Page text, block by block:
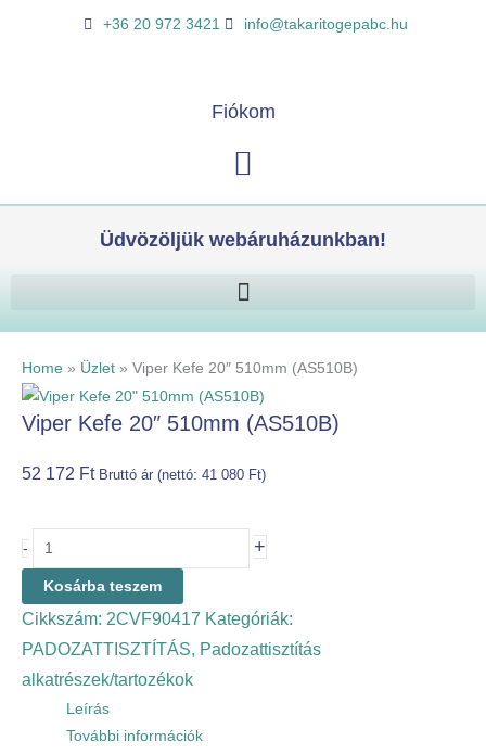
+36 20 972 3421 info@takaritogepabc.hu
Fiókom
Kosár
Üdvözöljük webáruházunkban!
Home » Üzlet » Viper Kefe 20″ 510mm (AS510B)
Viper Kefe 20″ 510mm (AS510B)
52 172 Ft Bruttó ár (nettó: 41 080 Ft)
- +
Kosárba teszem
Cikkszám: 2CVF90417 Kategóriák:
PADOZATTISZTÍTÁS, Padozattisztítás
alkatrészek/tartozékok
Leírás
További információk